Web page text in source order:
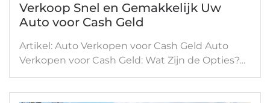
Verkoop Snel en Gemakkelijk Uw
Auto voor Cash Geld
Artikel: Auto Verkopen voor Cash Geld Auto
Verkopen voor Cash Geld: Wat Zijn de Opties?…